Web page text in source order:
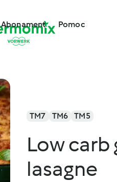
Abonament Pomoc
TM7 TM6 TM5
Low
lasagne